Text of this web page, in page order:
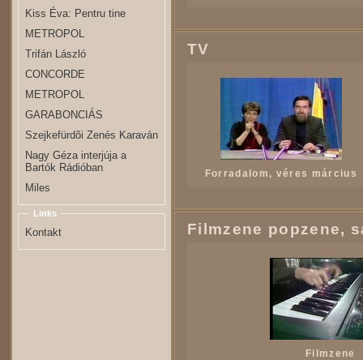
TV
Forradalom, véres március
Filmzene popzene,
Filmzene
Kiss Éva: Pentru tine
METROPOL
Trifán László
CONCORDE
METROPOL
GARABONCIÁS
Szejkefürdõi Zenés Karaván
Nagy Géza interjúja a
Bartók Rádióban
Miles
Links
Kontakt